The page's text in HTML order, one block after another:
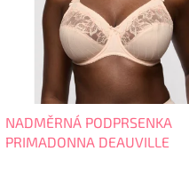
NADMĚRNÁ PODPRSENKA
PRIMADONNA DEAUVILLE